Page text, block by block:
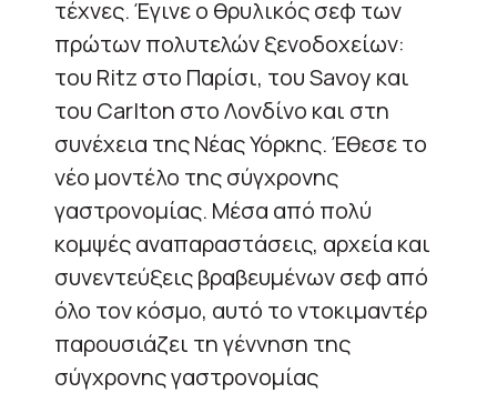
τέχνες. Έγινε ο θρυλικός σεφ των
πρώτων πολυτελών ξενοδοχείων:
του Ritz στο Παρίσι, του Savoy και
του Carlton στο Λονδίνο και στη
συνέχεια της Νέας Υόρκης. Έθεσε το
νέο μοντέλο της σύγχρονης
γαστρονομίας. Μέσα από πολύ
κομψές αναπαραστάσεις, αρχεία και
συνεντεύξεις βραβευμένων σεφ από
όλο τον κόσμο, αυτό το ντοκιμαντέρ
παρουσιάζει τη γέννηση της
σύγχρονης γαστρονομίας